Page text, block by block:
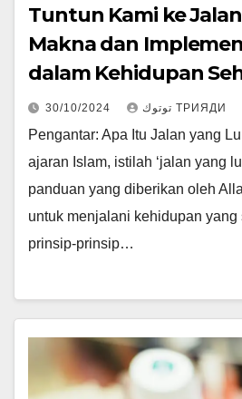
Tuntun Kami ke
Makna dan
dalam Kehidupan
30/10/2024 توتوك ТРИЯДИ
Pengantar: Apa Itu Jalan yang
ajaran Islam, istilah ‘jalan yang
panduan yang diberikan oleh
untuk menjalani kehidupan yang
prinsip-prinsip…